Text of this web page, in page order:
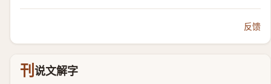
反馈
刊 说文解字